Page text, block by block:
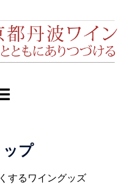
ップ
するワイングッズ